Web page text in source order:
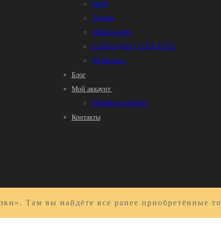
Opel
Toyota
Volkswagen
LADA-VAZ- GAZ-UAZ
3d Колеса
Блог
Мой аккаунт
Профиль автора
Контакты
Там вы найдёте все ранее приобретённые